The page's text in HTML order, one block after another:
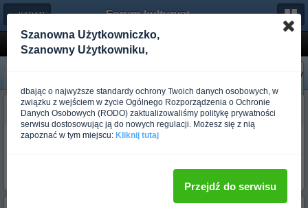
← KARATE Forum-kulturystyka.pl
Kto wierzy w stopnie przyznawane w sztukac...
Poprzedni
Następny
»
budo_romanowicz
Ponad rok temu
No właśnie ... jak w temacie.
Szanowna Użytkowniczko,
Szanowny Użytkowniku,
dbając o najwyższe standardy ochrony Twoich danych osobowych, w
związku z wejściem w życie Ogólnego Rozporządzenia o Ochronie
Danych Osobowych (RODO) zaktualizowaliśmy politykę prywatności
serwisu dostosowując ją do nowych regulacji. Możesz się z nią
zapoznać w tym miejscu: Kliknij tutaj
Przejdź do serwisu